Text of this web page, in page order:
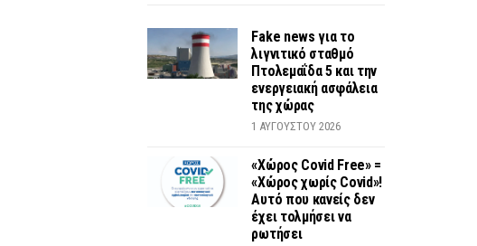
Fake news για το
λιγνιτικό σταθμό
Πτολεμαΐδα 5 και την
ενεργειακή ασφάλεια
της χώρας
1 ΑΥΓΟΎΣΤΟΥ 2026
«Χώρος Covid Free» =
«Χώρος χωρίς Covid»!
Αυτό που κανείς δεν
έχει τολμήσει να
ρωτήσει